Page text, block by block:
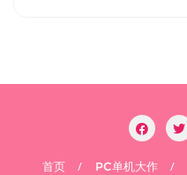
首页 PC单机大作